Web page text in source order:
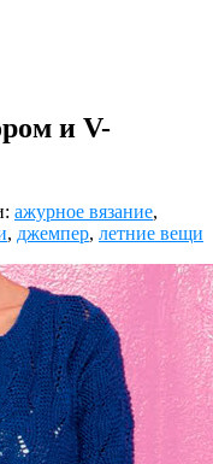
и V-
ажурное вязание,
, джемпер, летние вещи